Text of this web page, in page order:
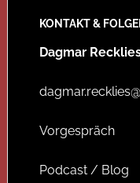
KONTAKT &
Dagmar
Vorgespräch
Podcast / Blog